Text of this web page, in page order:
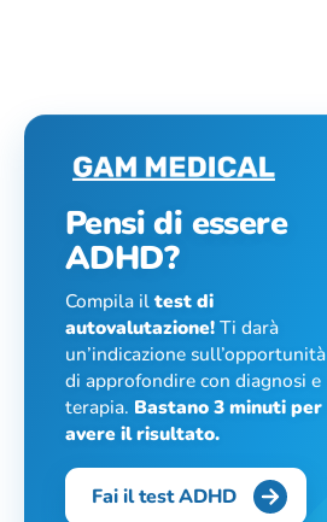
Pensi di essere
ADHD?
Compila iltest di
autovalutazione!Ti darà
un’indicazione sull’opportunità
di approfondire con diagnosi e
terapia. Bastano 3 minuti per
avere il risultato.
Fai il test ADHD